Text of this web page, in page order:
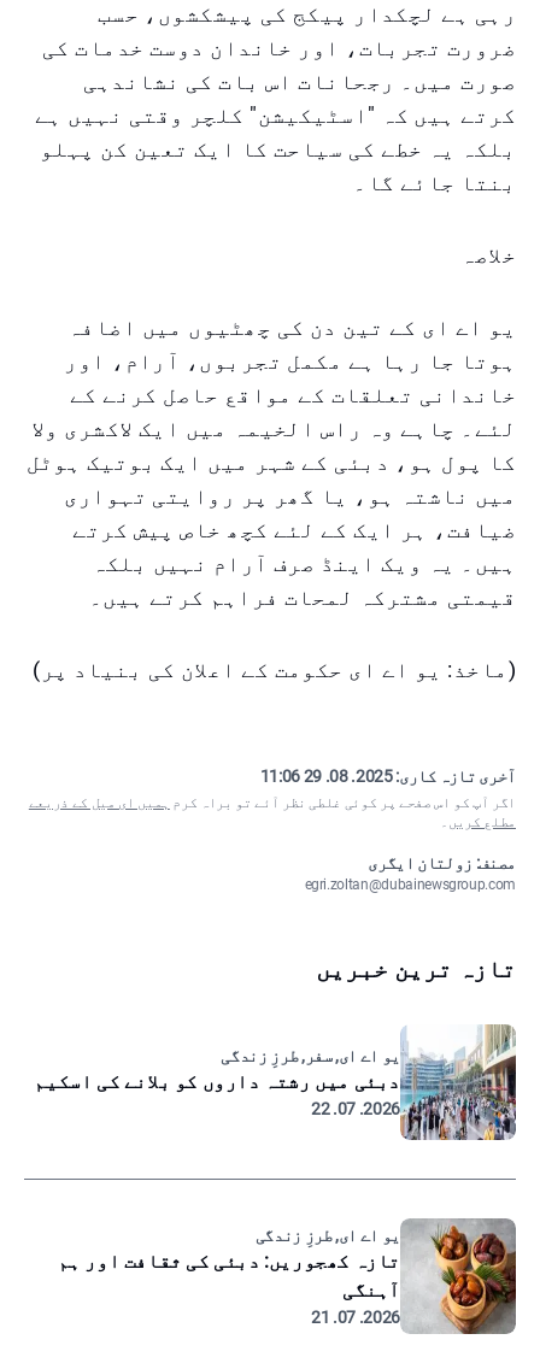
رہی ہے لچکدار پیکج کی پیشکشوں، حسب
ضرورت تجربات، اور خاندان دوست خدمات کی
صورت میں۔ رجحانات اس بات کی نشاندہی
کرتے ہیں کہ "اسٹیکیشن" کلچر وقتی نہیں ہے
بلکہ یہ خطے کی سیاحت کا ایک تعین کن پہلو
بنتا جائے گا۔
خلاصہ
یو اے ای کے تین دن کی چھٹیوں میں اضافہ
ہوتا جا رہا ہے مکمل تجربوں، آرام، اور
خاندانی تعلقات کے مواقع حاصل کرنے کے
لئے۔ چاہے وہ راس الخیمہ میں ایک لاکشری ولا
کا پول ہو، دبئی کے شہر میں ایک بوتیک ہوٹل
میں ناشتہ ہو، یا گھر پر روایتی تہواری
ضیافت، ہر ایک کے لئے کچھ خاص پیش کرتے
ہیں۔ یہ ویک اینڈ صرف آرام نہیں بلکہ
قیمتی مشترکہ لمحات فراہم کرتے ہیں۔
(ماخذ: یو اے ای حکومت کے اعلان کی بنیاد پر)
آخری تازہ کاری:2025. 08. 29 11:06
اگر آپ کو اس صفحے پر کوئی غلطی نظر آئے تو براہ کرم ہمیں ای میل کے ذریعے
مطلع کریں ۔
مصنف: زولتان ایگری
egri.zoltan@dubainewsgroup.com
تازہ ترین خبریں
یو اے ای, سفر, طرزِ زندگی
دبئی میں رشتہ داروں کو بلانے کی اسکیم
2026. 07. 22
یو اے ای, طرزِ زندگی
تازہ کھجوریں: دبئی کی ثقافت اور ہم
آہنگی
2026. 07. 21